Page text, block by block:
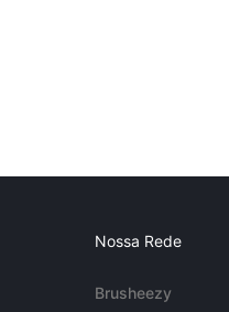
Nossa Rede
Brusheezy